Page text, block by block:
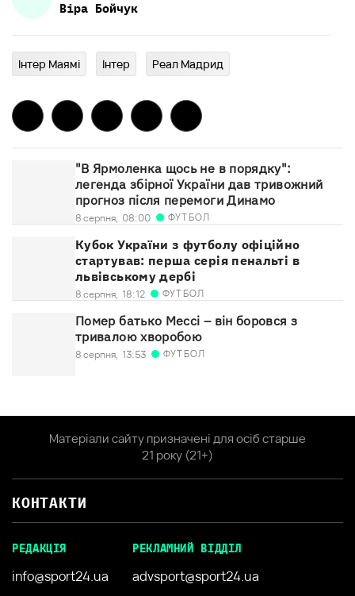
Віра Бойчук
Інтер Маямі Інтер Реал Мадрид
"В Ярмоленка щось не в порядку":
легенда збірної України дав тривожний
прогноз після перемоги Динамо
8 серпня, 08:00 ФУТБОЛ
Кубок України з футболу офіційно
стартував: перша серія пенальті в
львівському дербі
8 серпня, 18:12 ФУТБОЛ
Помер батько Мессі – він боровся з
тривалою хворобою
8 серпня, 13:53 ФУТБОЛ
Матеріали сайту призначені для осіб старше
21 року (21+)
КОНТАКТИ
РЕДАКЦІЯ
info@sport24.ua
РЕКЛАМНИЙ ВІДДІЛ
advsport@sport24.ua